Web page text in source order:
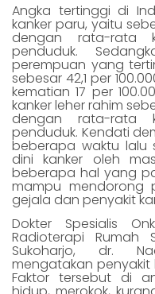
Angka tertinggi di
kanker paru, yaitu
dengan rata-rata
penduduk.
perempuan yang
sebesar 42,1 per
kematian 17 per
kanker leher rahim
dengan rata-rata
penduduk. Kendati
beberapa waktu lalu
dini kanker oleh
beberapa hal yang
mampu mendorong
gejala dan penyakit
Dokter Spesialis
Radioterapi Rumah
Sukoharjo, dr.
mengatakan penyakit
Faktor tersebut di